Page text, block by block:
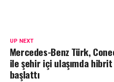
UP NEXT
Mercedes-Benz Türk,
ile şehir içi ulaşımda
başlattı